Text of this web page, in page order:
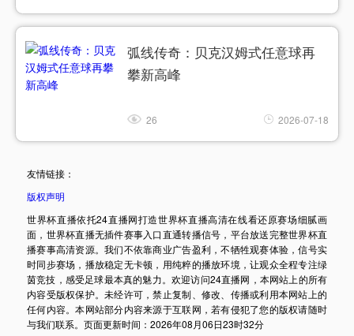
弧线传奇：贝克汉姆式任意球再
攀新高峰
26 2026-07-18
友情链接：
版权声明
世界杯直播依托24直播网打造世界杯直播高清在线看还原赛场细腻画
面，世界杯直播无插件赛事入口直通转播信号，平台放送完整世界杯直
播赛事高清资源。我们不依靠商业广告盈利，不牺牲观赛体验，信号实
时同步赛场，播放稳定无卡顿，用纯粹的播放环境，让观众全程专注绿
茵竞技，感受足球最本真的魅力。欢迎访问24直播网，本网站上的所有
内容受版权保护。未经许可，禁止复制、修改、传播或利用本网站上的
任何内容。本网站部分内容来源于互联网，若有侵犯了您的版权请随时
与我们联系。页面更新时间：2026年08月06日23时32分